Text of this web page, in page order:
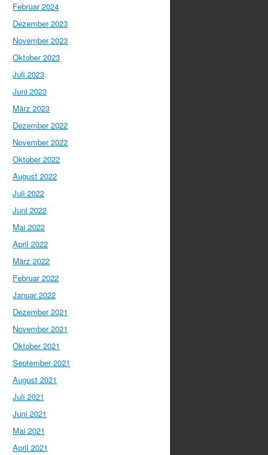
Februar 2024
Dezember 2023
November 2023
Oktober 2023
Juli 2023
Juni 2023
März 2023
Dezember 2022
November 2022
Oktober 2022
August 2022
Juli 2022
Juni 2022
Mai 2022
April 2022
März 2022
Februar 2022
Januar 2022
Dezember 2021
November 2021
Oktober 2021
September 2021
August 2021
Juli 2021
Juni 2021
Mai 2021
April 2021